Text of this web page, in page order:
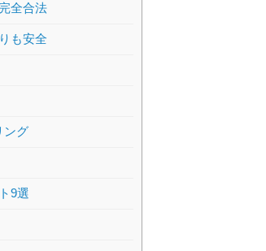
全合法
も安全
ング
9選